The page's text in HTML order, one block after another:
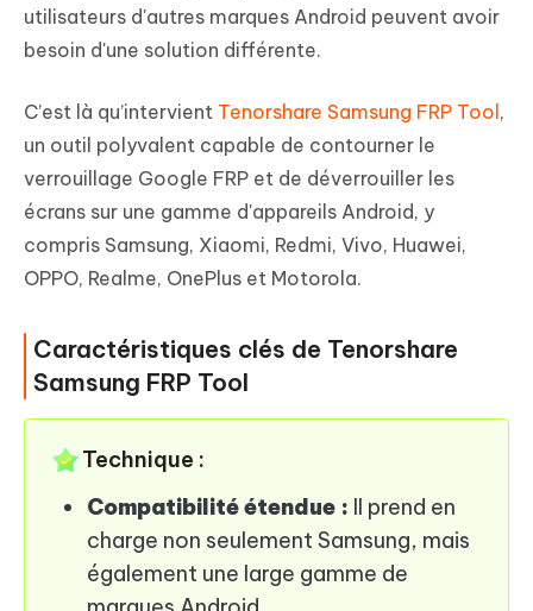
utilisateurs d'autres marques Android peuvent avoir
besoin d'une solution différente.
C’est là qu’intervient Tenorshare Samsung FRP Tool,
un outil polyvalent capable de contourner le
verrouillage Google FRP et de déverrouiller les
écrans sur une gamme d'appareils Android, y
compris Samsung, Xiaomi, Redmi, Vivo, Huawei,
OPPO, Realme, OnePlus et Motorola.
Caractéristiques clés de Tenorshare
Samsung FRP Tool
Technique :
Compatibilité étendue : Il prend en
charge non seulement Samsung, mais
également une large gamme de